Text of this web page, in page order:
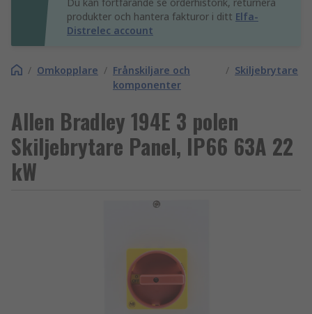
produkter och hantera fakturor i ditt Elfa-
Distrelec account
/ Omkopplare / Frånskiljare och
komponenter
/ Skiljebrytare
Allen Bradley 194E 3 polen
Skiljebrytare Panel, IP66 63A 22
kW